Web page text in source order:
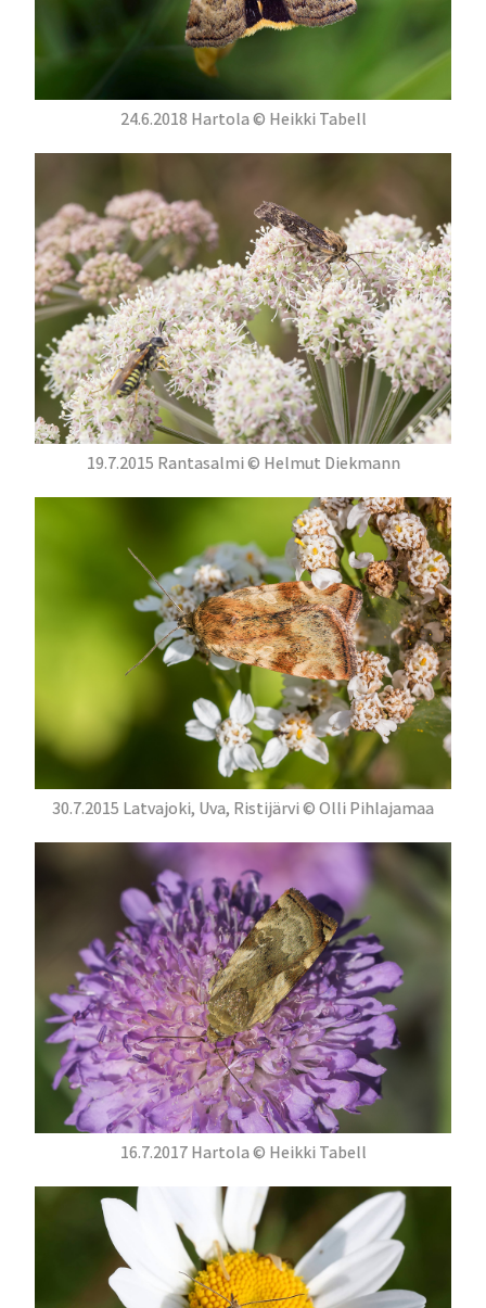
24.6.2018 Hartola © Heikki Tabell
19.7.2015 Rantasalmi © Helmut Diekmann
30.7.2015 Latvajoki, Uva, Ristijärvi © Olli Pihlajamaa
16.7.2017 Hartola © Heikki Tabell